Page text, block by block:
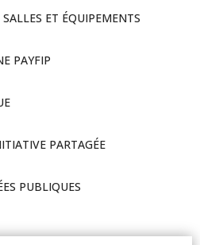
ET ÉQUIPEMENTS
PAYFIP
PARTAGÉE
PUBLIQUES